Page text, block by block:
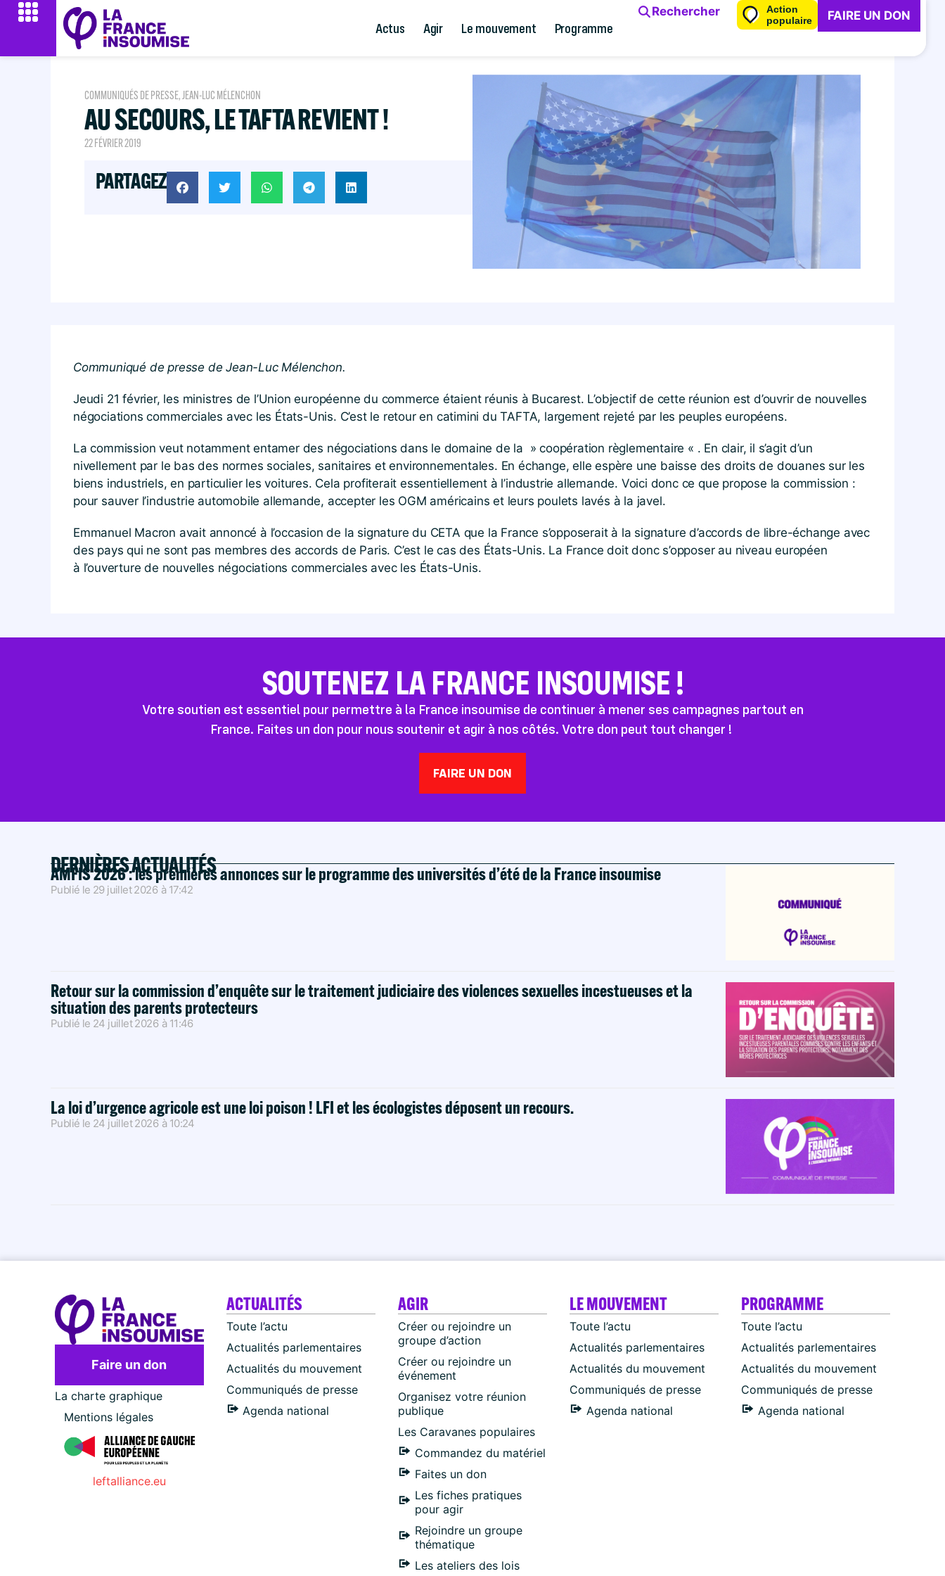
Actus Agir Le mouvement Programme
Rechercher
Action
populaire
FAIRE UN DON
COMMUNIQUÉS DE PRESSE,JEAN-LUC MÉLENCHON
AU SECOURS, LE TAFTA REVIENT !
22 FÉVRIER 2019
PARTAGEZ
Communiqué de presse de Jean-Luc Mélenchon.
Jeudi 21 février, les ministres de l’Union européenne du commerce étaient réunis à Bucarest. L’objectif de cette réunion est d’ouvrir de nouvelles
négociations commerciales avec les États-Unis. C’est le retour en catimini du TAFTA, largement rejeté par les peuples européens.
La commission veut notamment entamer des négociations dans le domaine de la » coopération règlementaire « . En clair, il s’agit d’un
nivellement par le bas des normes sociales, sanitaires et environnementales. En échange, elle espère une baisse des droits de douanes sur les
biens industriels, en particulier les voitures. Cela profiterait essentiellement à l’industrie allemande. Voici donc ce que propose la commission :
pour sauver l’industrie automobile allemande, accepter les OGM américains et leurs poulets lavés à la javel.
Emmanuel Macron avait annoncé à l’occasion de la signature du CETA que la France s’opposerait à la signature d’accords de libre-échange avec
des pays qui ne sont pas membres des accords de Paris. C’est le cas des États-Unis. La France doit donc s’opposer au niveau européen
à l’ouverture de nouvelles négociations commerciales avec les États-Unis.
SOUTENEZ LA FRANCE INSOUMISE !
Votre soutien est essentiel pour permettre à la France insoumise de continuer à mener ses campagnes partout en
France. Faites un don pour nous soutenir et agir à nos côtés. Votre don peut tout changer !
FAIRE UN DON
DERNIÈRES ACTUALITÉS
AMFIS 2026 : les premières annonces sur le programme des universités d’été de la France insoumise
Publié le 29 juillet 2026 à 17:42
Retour sur la commission d’enquête sur le traitement judiciaire des violences sexuelles incestueuses et la
situation des parents protecteurs
Publié le 24 juillet 2026 à 11:46
La loi d’urgence agricole est une loi poison ! LFI et les écologistes déposent un recours.
Publié le 24 juillet 2026 à 10:24
Faire un don
La charte graphique
Mentions légales
leftalliance.eu
ACTUALITÉS
Toute l’actu
Actualités parlementaires
Actualités du mouvement
Communiqués de presse
Agenda national
AGIR
Créer ou rejoindre un
groupe d’action
Créer ou rejoindre un
événement
Organisez votre réunion
publique
Les Caravanes populaires
Commandez du matériel
Faites un don
Les fiches pratiques
pour agir
Rejoindre un groupe
thématique
Les ateliers des lois
LE MOUVEMENT
Toute l’actu
Actualités parlementaires
Actualités du mouvement
Communiqués de presse
Agenda national
PROGRAMME
Toute l’actu
Actualités parlementaires
Actualités du mouvement
Communiqués de presse
Agenda national